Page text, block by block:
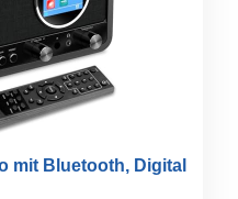
mit Bluetooth, Digital